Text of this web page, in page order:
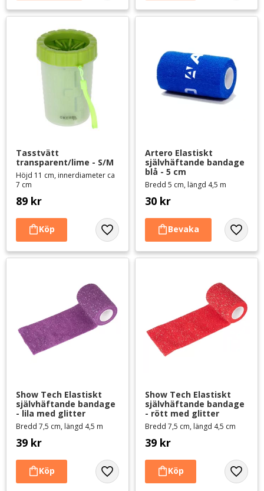
Tasstvätt
transparent/lime - S/M
Höjd 11 cm, innerdiameter ca
7 cm
89 kr
Lägg till i favoriter
Artero Elastiskt
självhäftande bandage
blå - 5 cm
Bredd 5 cm, längd 4,5 m
30 kr
Lägg
Show Tech Elastiskt
självhäftande bandage
- lila med glitter
Bredd 7,5 cm, längd 4,5 m
39 kr
Lägg till i favoriter
Show Tech Elastiskt
självhäftande bandage
- rött med glitter
Bredd 7,5 cm, längd 4,5 cm
39 kr
Lägg